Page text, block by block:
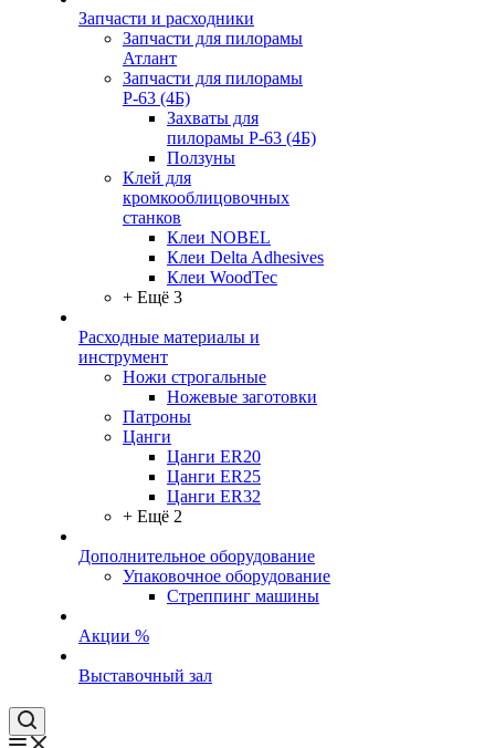
Запчасти и расходники
Запчасти для пилорамы
Атлант
Запчасти для пилорамы
Р-63 (4Б)
Захваты для
пилорамы Р-63 (4Б)
Ползуны
Клей для
кромкооблицовочных
станков
Клеи NOBEL
Клеи Delta Adhesives
Клеи WoodTec
+ Ещё 3
Расходные материалы и
инструмент
Ножи строгальные
Ножевые заготовки
Патроны
Цанги
Цанги ER20
Цанги ER25
Цанги ER32
+ Ещё 2
Дополнительное оборудование
Упаковочное оборудование
Стреппинг машины
Акции %
Выставочный зал